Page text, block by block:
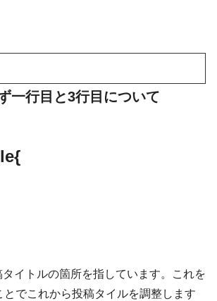
一行目と3行目について
イトルの箇所を指しています。これを
でこれから投稿タイルを調整します